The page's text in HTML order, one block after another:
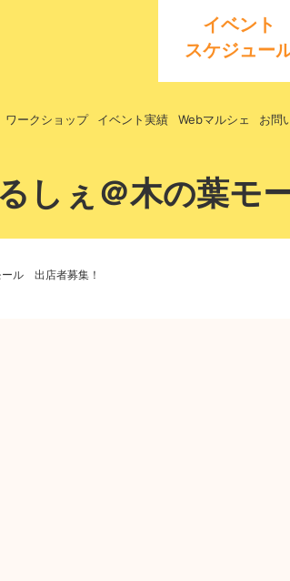
イベント
スケジュー
ワークショップ イベント実績 Webマルシェ お問
しぇ＠木の葉モ
ル 出店者募集！